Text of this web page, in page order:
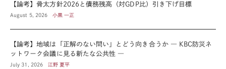
【論考】骨太方針2026と債務残高（対GDP比）引き下げ目標
August 5, 2026 小黒 一正
【論考】地域は「正解のない問い」とどう向き合うか ― KBC防災ネ
ットワーク会議に見る新たな公共性 ―
July 31, 2026 江野 夏平